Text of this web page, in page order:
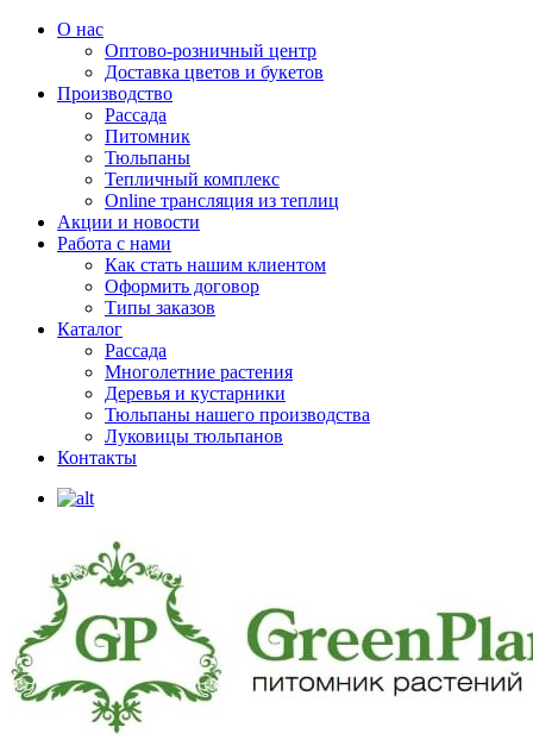
О нас
Оптово-розничный центр
Доставка цветов и букетов
Производство
Рассада
Питомник
Тюльпаны
Тепличный комплекс
Online трансляция из теплиц
Акции и новости
Работа с нами
Как стать нашим клиентом
Оформить договор
Типы заказов
Каталог
Рассада
Многолетние растения
Деревья и кустарники
Тюльпаны нашего производства
Луковицы тюльпанов
Контакты